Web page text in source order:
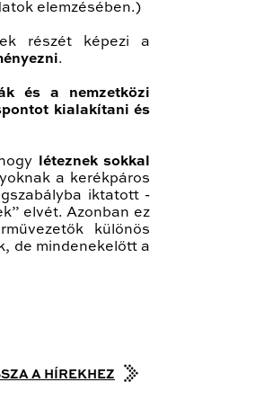
elemzésében.)
részét képezi a
.
és a nemzetközi
kialakítani és
léteznek sokkal
a kerékpáros
iktatott -
elvét. Azonban ez
különös
de mindenekelőtt a
A HÍREKHEZ